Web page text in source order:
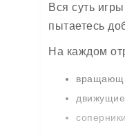
Вся суть
пытаетесь
На каждом